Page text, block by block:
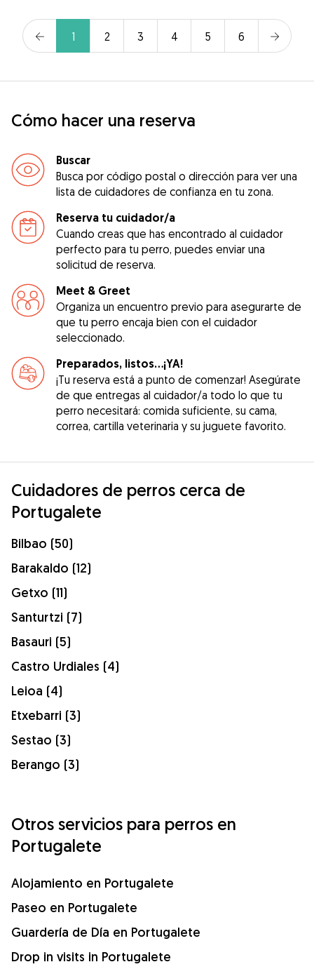
1 2 3 4 5 6
Cómo hacer una reserva
Buscar
Busca por código postal o dirección para ver una
lista de cuidadores de confianza en tu zona.
Reserva tu cuidador/a
Cuando creas que has encontrado al cuidador
perfecto para tu perro, puedes enviar una
solicitud de reserva.
Meet & Greet
Organiza un encuentro previo para asegurarte de
que tu perro encaja bien con el cuidador
seleccionado.
Preparados, listos...¡YA!
¡Tu reserva está a punto de comenzar! Asegúrate
de que entregas al cuidador/a todo lo que tu
perro necesitará: comida suficiente, su cama,
correa, cartilla veterinaria y su juguete favorito.
Cuidadores de perros cerca de
Portugalete
Bilbao (50)
Barakaldo (12)
Getxo (11)
Santurtzi (7)
Basauri (5)
Castro Urdiales (4)
Leioa (4)
Etxebarri (3)
Sestao (3)
Berango (3)
Otros servicios para perros en
Portugalete
Alojamiento en Portugalete
Paseo en Portugalete
Guardería de Día en Portugalete
Drop in visits in Portugalete